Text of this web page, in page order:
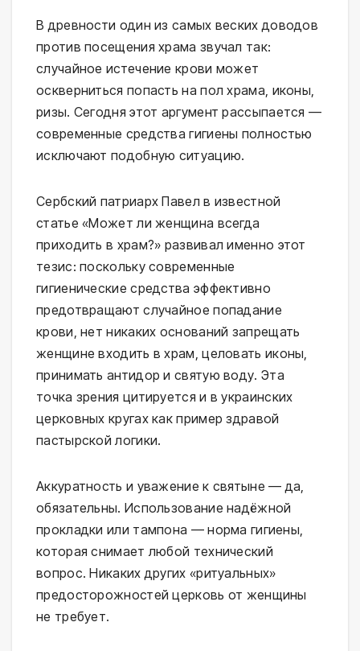
В древности один из самых веских доводов
против посещения храма звучал так:
случайное истечение крови может
оскверниться попасть на пол храма, иконы,
ризы. Сегодня этот аргумент рассыпается —
современные средства гигиены полностью
исключают подобную ситуацию.
Сербский патриарх Павел в известной
статье «Может ли женщина всегда
приходить в храм?» развивал именно этот
тезис: поскольку современные
гигиенические средства эффективно
предотвращают случайное попадание
крови, нет никаких оснований запрещать
женщине входить в храм, целовать иконы,
принимать антидор и святую воду. Эта
точка зрения цитируется и в украинских
церковных кругах как пример здравой
пастырской логики.
Аккуратность и уважение к святыне — да,
обязательны. Использование надёжной
прокладки или тампона — норма гигиены,
которая снимает любой технический
вопрос. Никаких других «ритуальных»
предосторожностей церковь от женщины
не требует.